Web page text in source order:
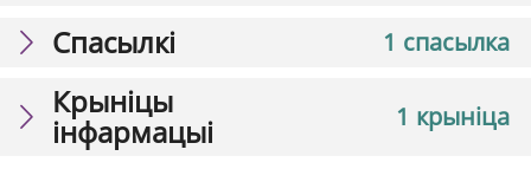
1 спасылка
Спасылкі
1 крыніца
Крыніцы
інфармацыі